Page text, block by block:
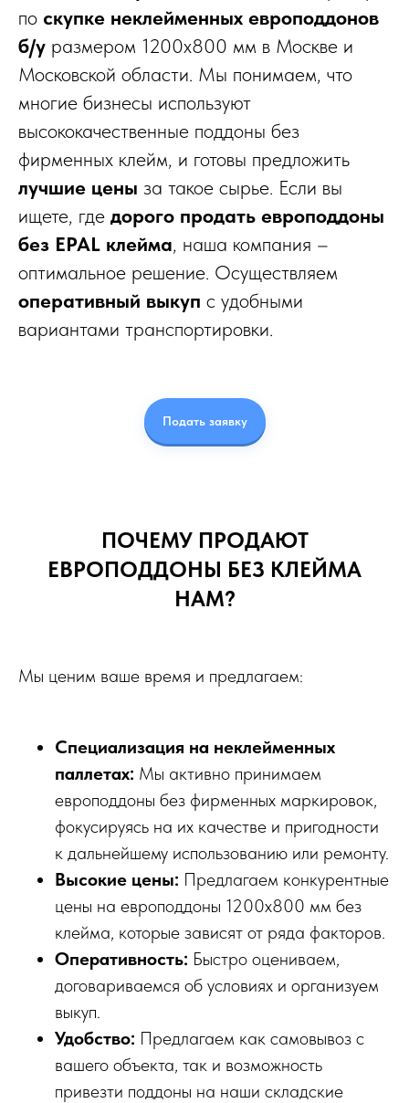
по скупке неклейменных европоддонов
б/у размером 1200x800 мм в Москве и
Московской области. Мы понимаем, что
многие бизнесы используют
высококачественные поддоны без
фирменных клейм, и готовы предложить
лучшие цены за такое сырье. Если вы
ищете, где дорого продать европоддоны
без EPAL клейма, наша компания –
оптимальное решение. Осуществляем
оперативный выкуп с удобными
вариантами транспортировки.
Подать заявку
ПОЧЕМУ ПРОДАЮТ
ЕВРОПОДДОНЫ БЕЗ КЛЕЙМА
НАМ?
Мы ценим ваше время и предлагаем:
Специализация на неклейменных
паллетах: Мы активно принимаем
европоддоны без фирменных маркировок,
фокусируясь на их качестве и пригодности
к дальнейшему использованию или ремонту.
Высокие цены: Предлагаем конкурентные
цены на европоддоны 1200x800 мм без
клейма, которые зависят от ряда факторов.
Оперативность: Быстро оцениваем,
договариваемся об условиях и организуем
выкуп.
Удобство: Предлагаем как самовывоз с
вашего объекта, так и возможность
привезти поддоны на наши складские